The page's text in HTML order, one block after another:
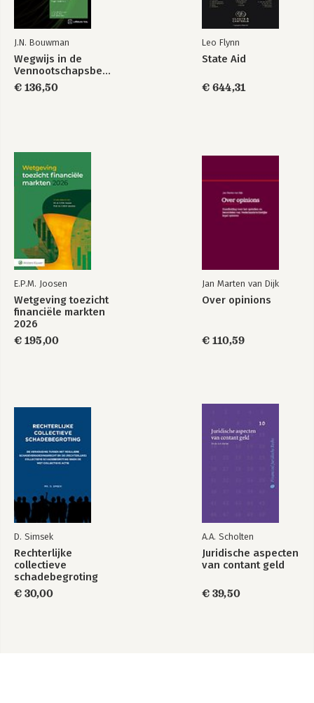
2026-2027
Teksten
Internationaal
belastingrecht
2025/2026
De woon- en
vestigingsplaats in
de BTW
Bekijk alle boeken
J.N. Bouwman
Wegwijs in de
Vennootschapsbelasting
€ 136,50
Leo Flynn
State Aid
€ 644,31
E.P.M. Joosen
Wetgeving toezicht
financiële markten
2026
€ 195,00
Jan Marten van Dijk
Over opinions
€ 110,59
D. Simsek
Rechterlijke
collectieve
schadebegroting
€ 30,00
A.A. Scholten
Juridische aspecten
van contant geld
€ 39,50